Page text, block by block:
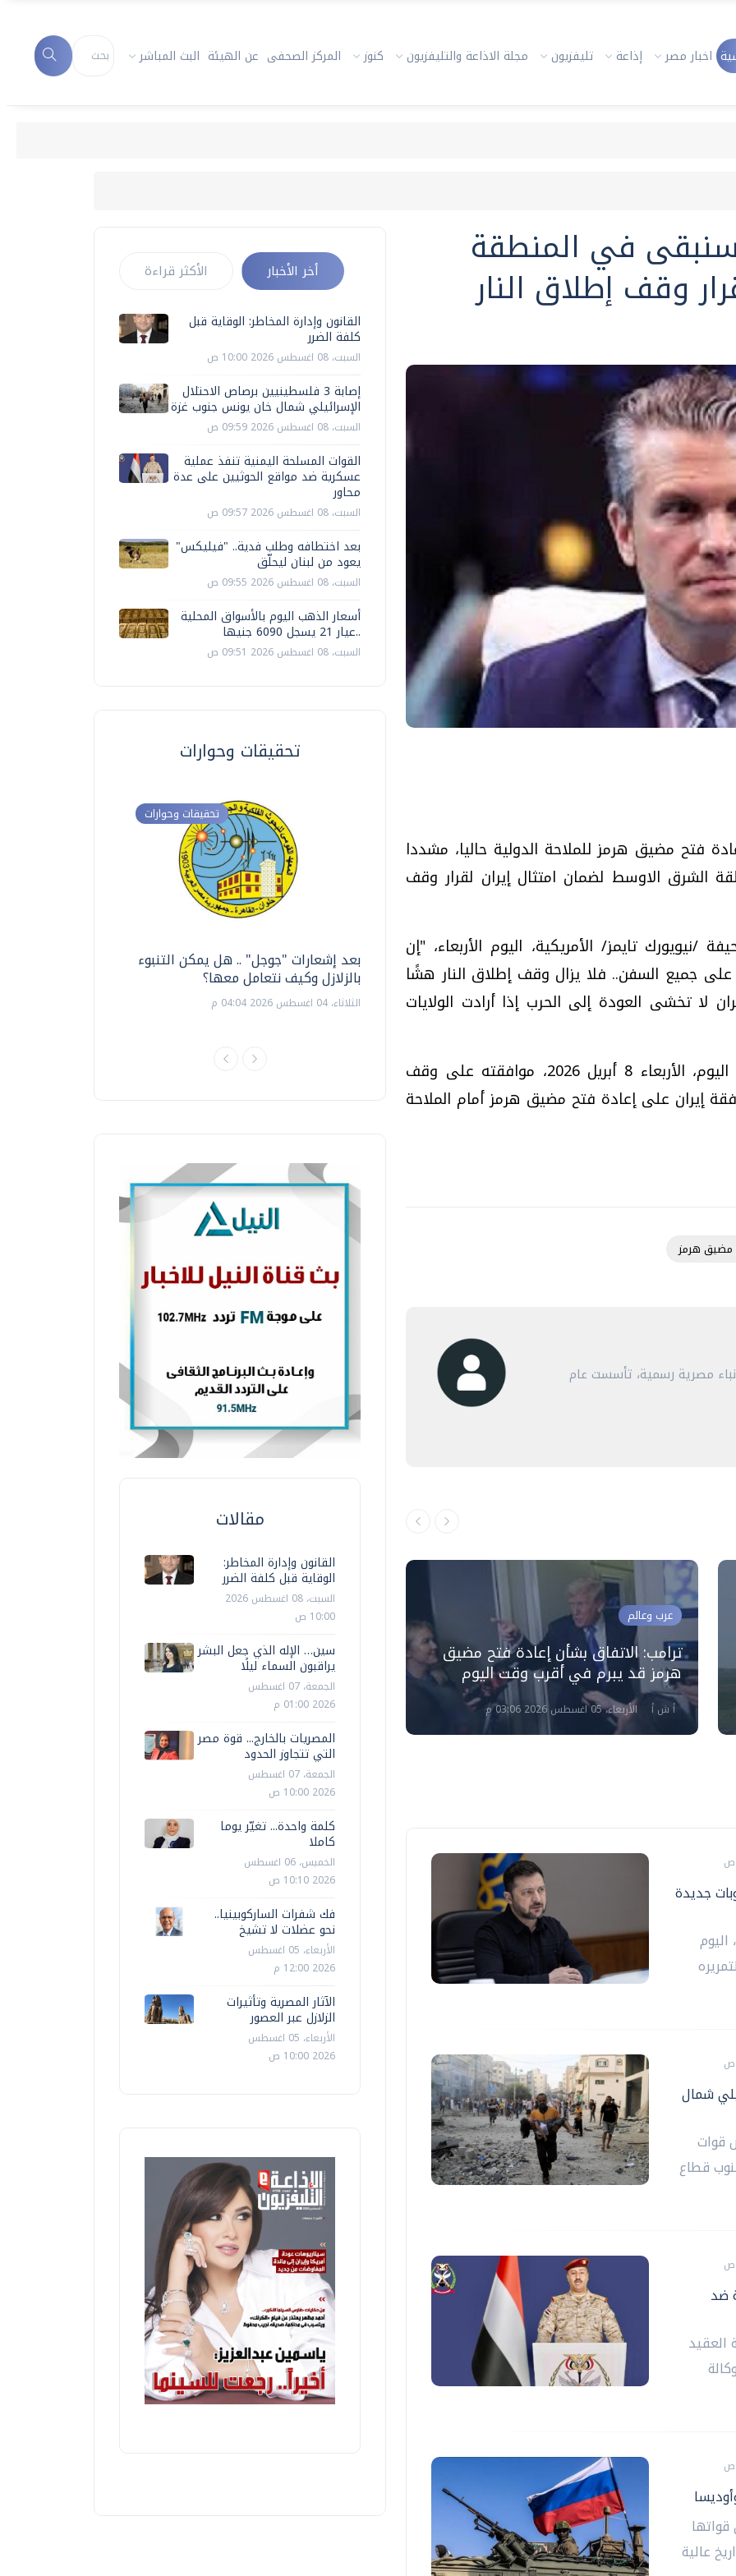
اخبار مصر إذاعة تليفزيون مجلة الاذاعة والتليفزيون كنوز المركز الصحفى عن الهيئة البث المباشر
في المنطقة
وقف إطلاق النار
فتح مضيق هرمز للملاحة الدولية حاليا، مشددا
الاوسط لضمان امتثال إيران لقرار وقف
تايمز/ الأمريكية، اليوم الأربعاء، "إن
على جميع السفن.. فلا يزال وقف إطلاق النار هشًا
لا تخشى العودة إلى الحرب إذا أرادت الولايات
وأعلن الرئيس الأمريكي دونالد ترامب فجر اليوم، الأربعاء 8 أبريل 2026، موافقته على وقف
إيران على إعادة فتح مضيق هرمز أمام الملاحة
مضيق هرمز
مصرية رسمية، تأسست عام
عرب وعالم
الصحيح" لتوقيع اتفاق وبدء فتح مضيق
الأحد، 14 يونيه 2026 06:55 م
عرب وعالم
ترامب: الاتفاق بشأن إعادة فتح مضيق
هرمز قد يبرم في أقرب وقت اليوم
أ ش أ الأربعاء، 05 اغسطس 2026 03:06 م
جديدة
شمال
قوات
قطاع
ضد
العقيد
قواتها
عالية
أخر الأخبار الأكثر قراءة
القانون وإدارة المخاطر: الوقاية قبل
كلفة الضرر
السبت، 08 اغسطس 2026 10:00 ص
إصابة 3 فلسطينيين برصاص الاحتلال
الإسرائيلي شمال خان يونس جنوب غزة
السبت، 08 اغسطس 2026 09:59 ص
القوات المسلحة اليمنية تنفذ عملية
عسكرية ضد مواقع الحوثيين على عدة
محاور
السبت، 08 اغسطس 2026 09:57 ص
بعد اختطافه وطلب فدية.. "فيليكس"
يعود من لبنان ليحلّق
السبت، 08 اغسطس 2026 09:55 ص
أسعار الذهب اليوم بالأسواق المحلية
..عيار 21 يسجل 6090 جنيها
السبت، 08 اغسطس 2026 09:51 ص
تحقيقات وحوارات
تحقيقات وحوارات
بعد إشعارات "جوجل" .. هل يمكن التنبوء
بالزلازل وكيف نتعامل معها؟
الثلاثاء، 04 اغسطس 2026 04:04 م
دليلك للتنسيق الجامعي .. تساؤلات
وإجابات
السبت، 01 اغسطس 2026 10:25 ص
تقنيات واعدة
مقالات
القانون وإدارة المخاطر:
الوقاية قبل كلفة الضرر
السبت، 08 اغسطس 2026
10:00 ص
سين… الإله الذي جعل البشر
يراقبون السماء ليلًا
الجمعة، 07 اغسطس
2026 01:00 م
المصريات بالخارج... قوة مصر
التي تتجاوز الحدود
الجمعة، 07 اغسطس
2026 10:00 ص
كلمة واحدة... تغيّر يوما
كاملا
الخميس، 06 اغسطس
2026 10:10 ص
فك شفرات الساركوبينيا..
نحو عضلات لا تشيخ
الأربعاء، 05 اغسطس
2026 12:00 م
الآثار المصرية وتأثيرات
الزلازل عبر العصور
الأربعاء، 05 اغسطس
2026 10:00 ص